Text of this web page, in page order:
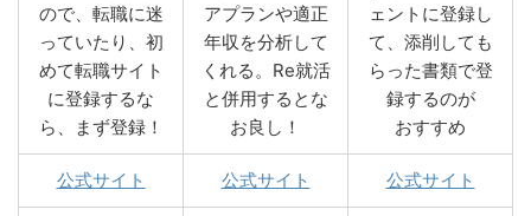
ので、転職に迷
っていたり、初
めて転職サイト
に登録するな
ら、まず登録！
アプランや適正
年収を分析して
くれる。Re就活
と併用するとな
お良し！
ェントに登録し
て、添削しても
らった書類で登
録するのが
おすすめ
公式サイト 公式サイト 公式サイト